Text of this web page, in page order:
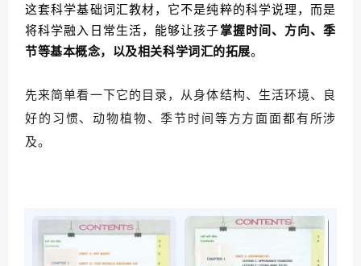
这套科学基础词汇教材，它不是纯粹的科学说理，而是
将科学融入日常生活，能够让孩子掌握时间、方向、季
节等基本概念，以及相关科学词汇的拓展。
先来简单看一下它的目录，从身体结构、生活环境、良
好的习惯、动物植物、季节时间等方方面面都有所涉
及。